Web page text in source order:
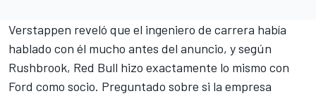
Verstappen reveló que el ingeniero de carrera había
hablado con él mucho antes del anuncio, y según
Rushbrook, Red Bull hizo exactamente lo mismo con
Ford como socio. Preguntado sobre si la empresa